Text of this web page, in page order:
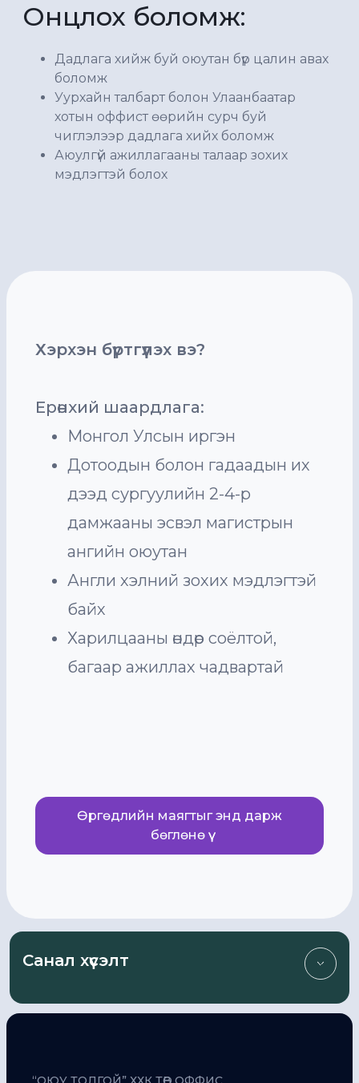
Онцлох боломж:
Дадлага хийж буй оюутан бүр цалин авах
боломж
Уурхайн талбарт болон Улаанбаатар
хотын оффист өөрийн сурч буй
чиглэлээр дадлага хийх боломж
Аюулгүй ажиллагааны талаар зохих
мэдлэгтэй болох
Хэрхэн бүртгүүлэх вэ?
Ерөнхий шаардлага:
Монгол Улсын иргэн
Дотоодын болон гадаадын их
дээд сургуулийн 2-4-р
дамжааны эсвэл магистрын
ангийн оюутан
Англи хэлний зохих мэдлэгтэй
байх
Харилцааны өндөр соёлтой,
багаар ажиллах чадвартай
Өргөдлийн маягтыг энд дарж
бөглөнө үү
Санал хүсэлт